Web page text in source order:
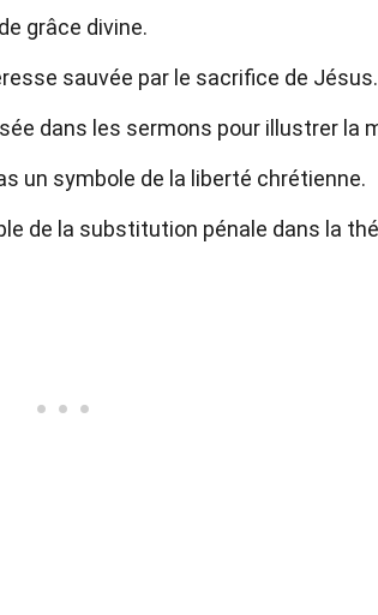
grâce divine.
sauvée par le sacrifice de Jésus.
dans les sermons pour illustrer la
un symbole de la liberté chrétienne.
de la substitution pénale dans la